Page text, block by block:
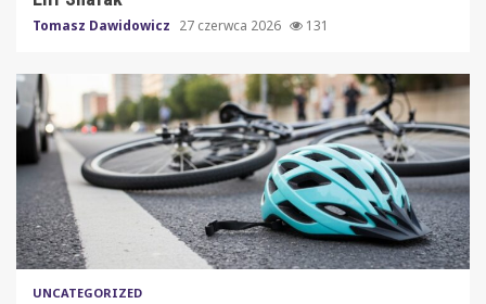
Tomasz Dawidowicz 27 czerwca 2026 131
UNCATEGORIZED